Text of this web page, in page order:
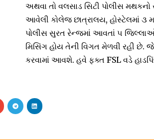
અથવા તો વલસાડ સિટી પોલીસ
આવેલી કોલેજ છાત્રાલય, હોસ્ટેલમાં ૩
પોલીસ સુરત રેન્જમાં આવતાં ૫
મિસિંગ હોય તેની વિગત મેળવી રહી
કરવામાં આવશે. હવે ફક્ત FSL વડે